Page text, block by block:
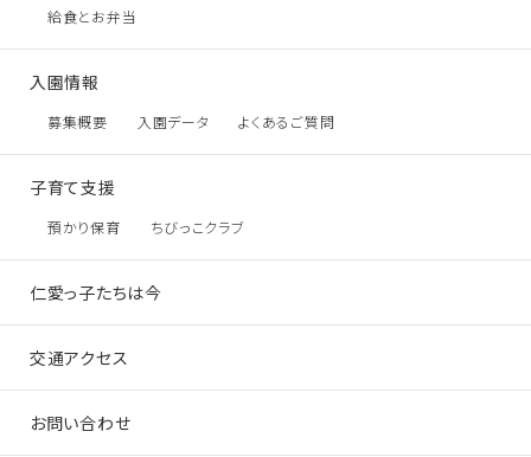
給食とお弁当
入園情報
募集概要 入園データ よくあるご質問
子育て支援
預かり保育 ちびっこクラブ
仁愛っ子たちは今
交通アクセス
お問い合わせ